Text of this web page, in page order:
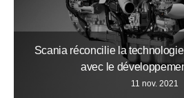
Scania réconcilie la
avec le
11 nov. 2021